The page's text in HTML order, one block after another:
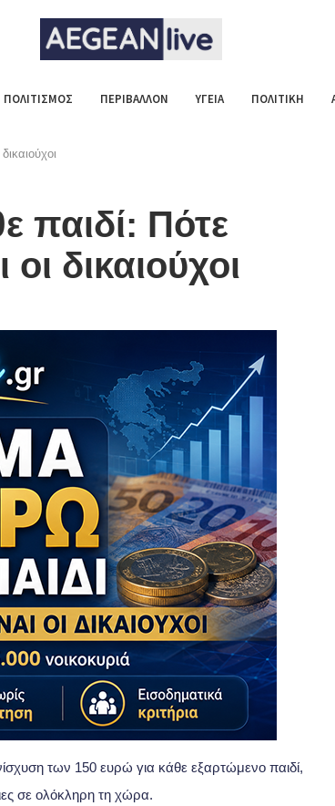
ΠΟΛΙΤΙΣΜΟΣ ΠΕΡΙΒΑΛΛΟΝ ΥΓΕΙΑ ΠΟΛΙΤΙΚΗ
παιδί: Πότε
δικαιούχοι
των 150 ευρώ για κάθε εξαρτώμενο παιδί,
σε ολόκληρη τη χώρα.